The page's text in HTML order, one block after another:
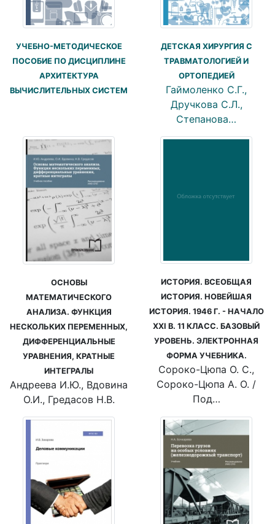
УЧЕБНО-МЕТОДИЧЕСКОЕ
ПОСОБИЕ ПО ДИСЦИПЛИНЕ
АРХИТЕКТУРА
ВЫЧИСЛИТЕЛЬНЫХ СИСТЕМ
ДЕТСКАЯ ХИРУРГИЯ С
ТРАВМАТОЛОГИЕЙ И
ОРТОПЕДИЕЙ
Гаймоленко С.Г.,
Дручкова С.Л.,
Степанова…
ОСНОВЫ
МАТЕМАТИЧЕСКОГО
АНАЛИЗА. ФУНКЦИЯ
НЕСКОЛЬКИХ ПЕРЕМЕННЫХ,
ДИФФЕРЕНЦИАЛЬНЫЕ
УРАВНЕНИЯ, КРАТНЫЕ
ИНТЕГРАЛЫ
Андреева И.Ю., Вдовина
О.И., Гредасов Н.В.
ИСТОРИЯ. ВСЕОБЩАЯ
ИСТОРИЯ. НОВЕЙШАЯ
ИСТОРИЯ. 1946 Г. - НАЧАЛО
XXI В. 11 КЛАСС. БАЗОВЫЙ
УРОВЕНЬ. ЭЛЕКТРОННАЯ
ФОРМА УЧЕБНИКА.
Сороко-Цюпа О. С.,
Сороко-Цюпа А. О. /
Под…